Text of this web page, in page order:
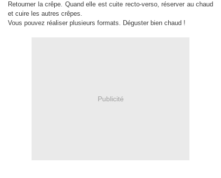
Retourner la crêpe. Quand elle est cuite recto-verso, réserver au chaud
et cuire les autres crêpes.
Vous pouvez réaliser plusieurs formats. Déguster bien chaud !
Publicité